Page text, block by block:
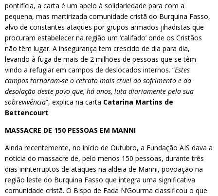
pontifícia, a carta é um apelo à solidariedade para com a
pequena, mas martirizada comunidade cristã do Burquina Fasso,
alvo de constantes ataques por grupos armados jihadistas que
procuram estabelecer na região um ‘califado’ onde os Cristãos
não têm lugar. A insegurança tem crescido de dia para dia,
levando à fuga de mais de 2 milhões de pessoas que se têm
vindo a refugiar em campos de deslocados internos. “Estes
campos tornaram-se o retrato mais cruel do sofrimento e da
desolação deste povo que, há anos, luta diariamente pela sua
sobrevivência”, explica na carta Catarina Martins de
Bettencourt.
MASSACRE DE 150 PESSOAS EM MANNI
Ainda recentemente, no início de Outubro, a Fundação AIS dava a
notícia do massacre de, pelo menos 150 pessoas, durante três
dias ininterruptos de ataques na aldeia de Manni, povoação na
região leste do Burquina Fasso que integra uma significativa
comunidade cristã. O Bispo de Fada N’Gourma classificou o que